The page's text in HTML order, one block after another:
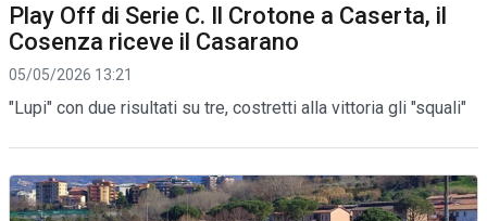
Play Off di Serie C. Il Crotone a Caserta, il
Cosenza riceve il Casarano
05/05/2026 13:21
"Lupi" con due risultati su tre, costretti alla vittoria gli "squali"